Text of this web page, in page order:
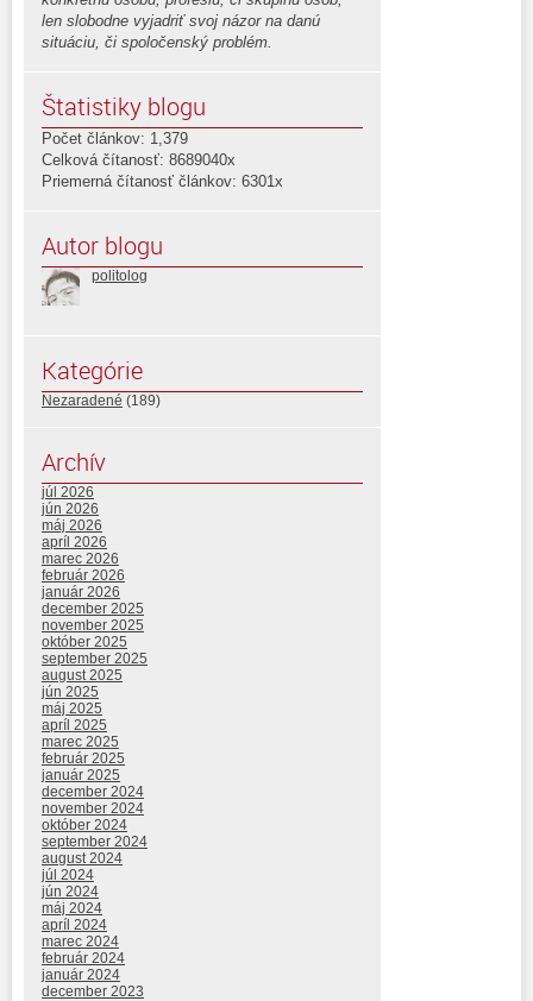
len slobodne vyjadriť svoj názor na danú
situáciu, či spoločenský problém.
Štatistiky blogu
Počet článkov: 1,379
Celková čítanosť: 8689040x
Priemerná čítanosť článkov: 6301x
Autor blogu
politolog
Kategórie
Nezaradené (189)
Archív
júl 2026
jún 2026
máj 2026
apríl 2026
marec 2026
február 2026
január 2026
december 2025
november 2025
október 2025
september 2025
august 2025
jún 2025
máj 2025
apríl 2025
marec 2025
február 2025
január 2025
december 2024
november 2024
október 2024
september 2024
august 2024
júl 2024
jún 2024
máj 2024
apríl 2024
marec 2024
február 2024
január 2024
december 2023